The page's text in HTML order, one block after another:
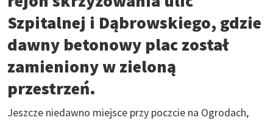
Szpitalnej i Dąbrowskiego, gdzie
dawny betonowy plac został
zamieniony w zieloną
przestrzeń.
Jeszcze niedawno miejsce przy poczcie na Ogrodach,